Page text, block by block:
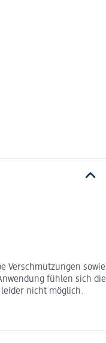
Verschmutzungen sowie
fühlen sich die
nicht möglich.